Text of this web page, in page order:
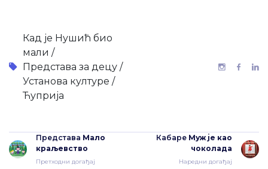
Кад је Нушић био
мали /
Представа за децу /
Установа културе /
Ћуприја
Представа Мало
краљевство
Претходни догађај
Кабаре Муж је као
чоколада
Наредни догађај